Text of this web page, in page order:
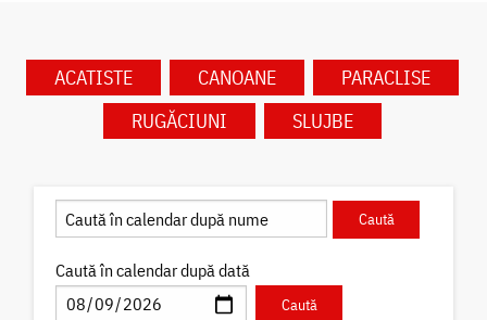
ACATISTE CANOANE
PARACLISE
RUGĂCIUNI
SLUJBE
Caută în calendar după dată